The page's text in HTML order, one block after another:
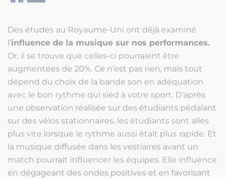
Des études au Royaume-Uni ont déjà examiné
l’influence de la musique sur nos performances.
Or, il se trouve que celles-ci pourraient être
augmentées de 20%. Ce n’est pas rien, mais tout
dépend du choix de la bande son en adéquation
avec le bon rythme qui sied à votre sport. D’après
une observation réalisée sur des étudiants pédalant
sur des vélos stationnaires, les étudiants sont allés
plus vite lorsque le rythme aussi était plus rapide. Et
la musique diffusée dans les vestiaires avant un
match pourrait influencer les équipes. Elle influence
en dégageant des ondes positives et en favorisant